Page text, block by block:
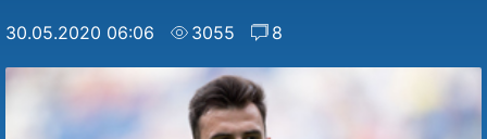
30.05.2020 06:06 3055 8